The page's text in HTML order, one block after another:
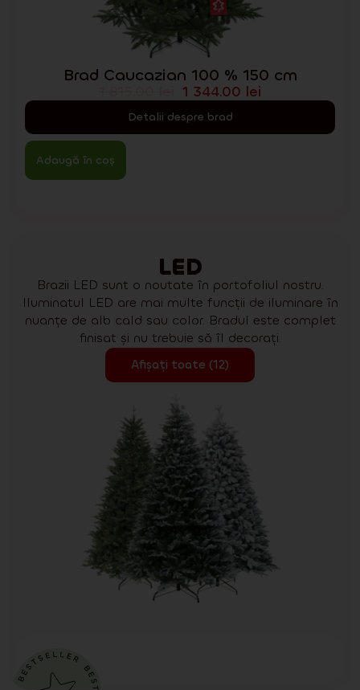
Brad Caucazian 100 % 150 cm
1 344.00 lei
Detalii despre brad
Adaugă în coș
LED
Brazii LED sunt o noutate în portofoliul nostru.
Iluminatul LED are mai multe funcții de iluminare în
nuanțe de alb cald sau color. Bradul este complet
finisat și nu trebuie să îl decorați.
Afișați toate (12)